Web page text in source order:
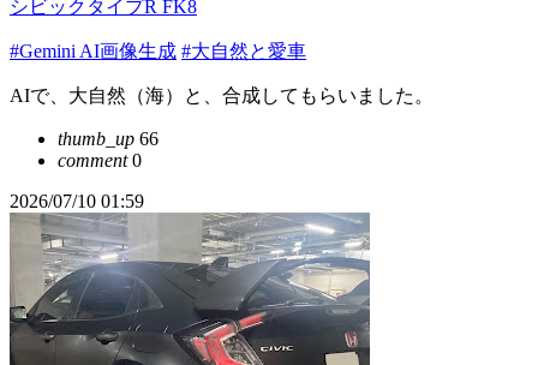
シビックタイプR FK8
#Gemini AI画像生成 #大自然と愛車
AIで、大自然（海）と、合成してもらいました。
thumb_up 66
comment0
2026/07/10 01:59